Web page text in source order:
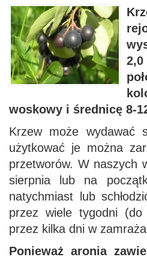
woskowy i średnicę 8-
Krzew może wydawać
użytkować je można
przetworów. W naszych
sierpnia lub na
natychmiast lub
przez wiele tygodni
przez kilka dni w
Ponieważ aronia